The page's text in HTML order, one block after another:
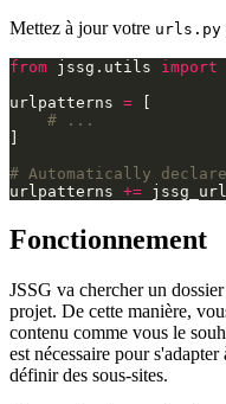
Mettez à jour votre urls.py
from jssg.utils import
urlpatterns =
# ...
# Automatically
urlpatterns +=
Fonctionnement
JSSG va chercher un dossier
projet. De cette manière,
contenu comme vous le
est nécessaire pour
définir des sous-sites.